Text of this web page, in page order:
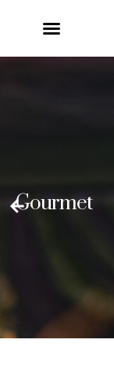
Gourmet